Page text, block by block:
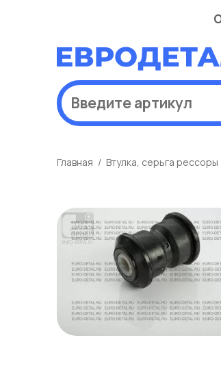
Главная Втулка, серьга рессоры